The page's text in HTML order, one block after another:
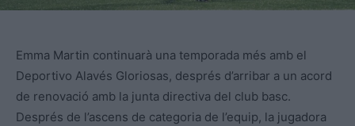
Emma Martin continuarà una temporada més amb el
Deportivo Alavés Gloriosas, després d’arribar a un acord
de renovació amb la junta directiva del club basc.
Després de l’ascens de categoria de l’equip, la jugadora